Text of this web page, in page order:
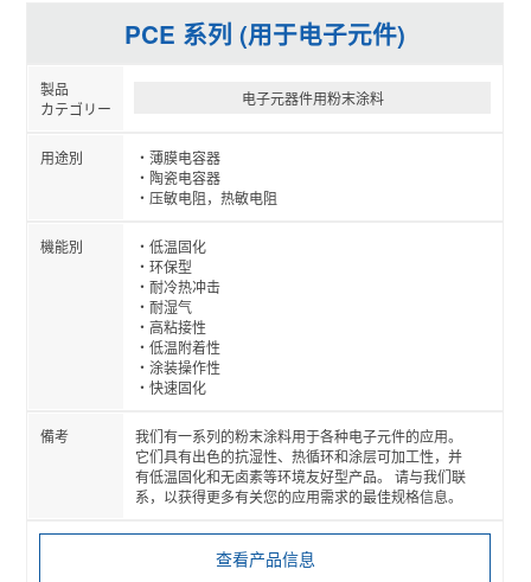
PCE 系列 (用于电子元件)
电子元器件用粉末涂料
薄膜电容器
陶瓷电容器
压敏电阻，热敏电阻
低温固化
环保型
耐冷热冲击
耐湿气
高粘接性
低温附着性
涂装操作性
快速固化
我们有一系列的粉末涂料用于各种电子元件的应用。
它们具有出色的抗湿性、热循环和涂层可加工性，并
有低温固化和无卤素等环境友好型产品。 请与我们联
系，以获得更多有关您的应用需求的最佳规格信息。
查看产品信息